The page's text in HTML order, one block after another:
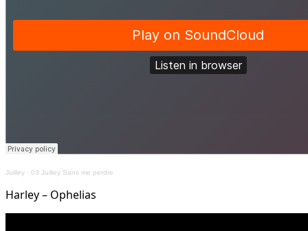
Juilley · 03 Juilley Sans me perdre
Harley – Ophelias